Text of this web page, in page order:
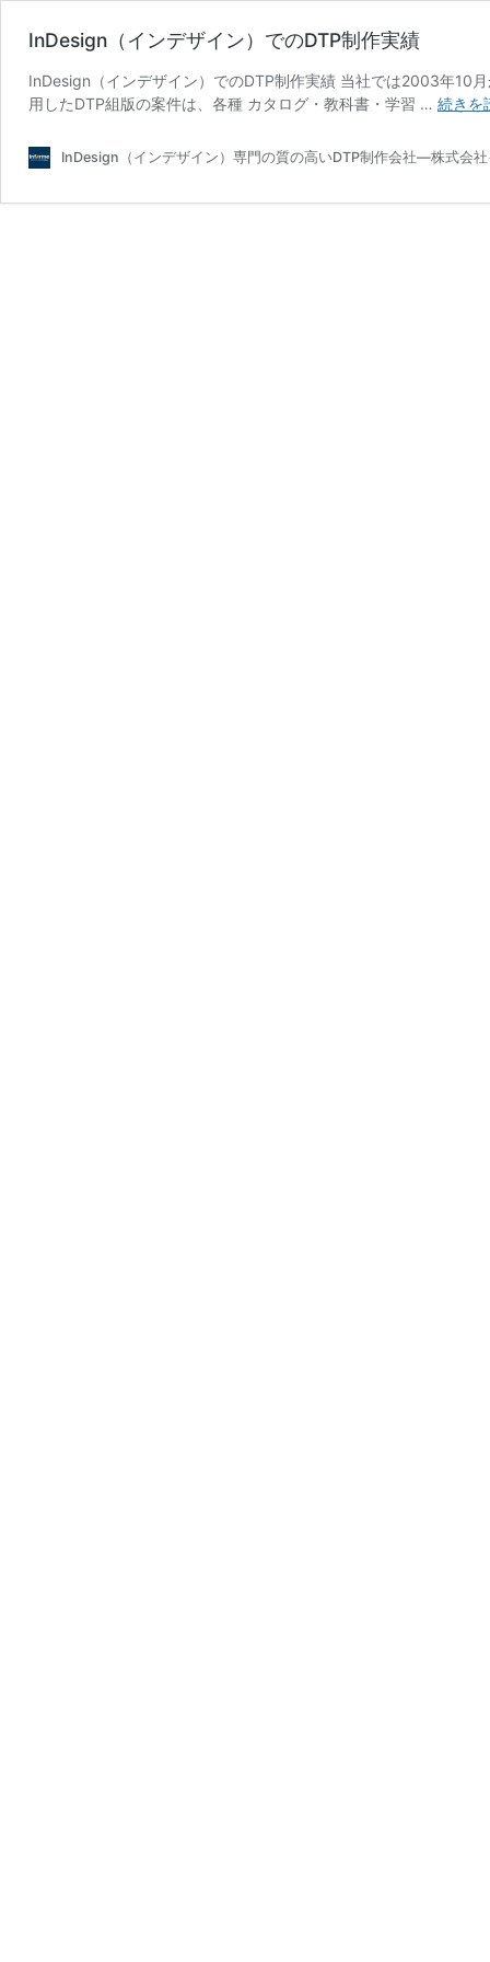
InDesign（インデザイン）でのDTP制作実績
InDesign（インデザイン）でのDTP制作実績 当社では2003年10
用したDTP組版の案件は、各種 カタログ・教科書・学習 … 続きを
InDesign（インデザイン）専門の質の高いDTP制作会社―株式会